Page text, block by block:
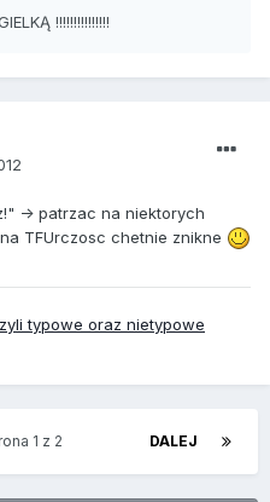
!!!!!!!!!!!!!!!
-> patrzac na niektorych
TFUrczosc chetnie znikne
typowe oraz nietypowe
DALEJ
1 z 2